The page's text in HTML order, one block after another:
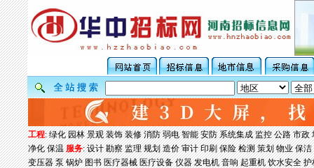
工程:绿化 园林 景观 装饰 装修 消防 弱电 智能 安防 系统集成 监控 公路 市政
净化 保温 服务:设计 勘察 监理 规划 造价 审计 印刷 保险 检测 策划 物业 保洁
变压器 泵 锅炉 图书 医疗器械 医疗设备 仪器 发电机 音响 起重机 饮水安全 护